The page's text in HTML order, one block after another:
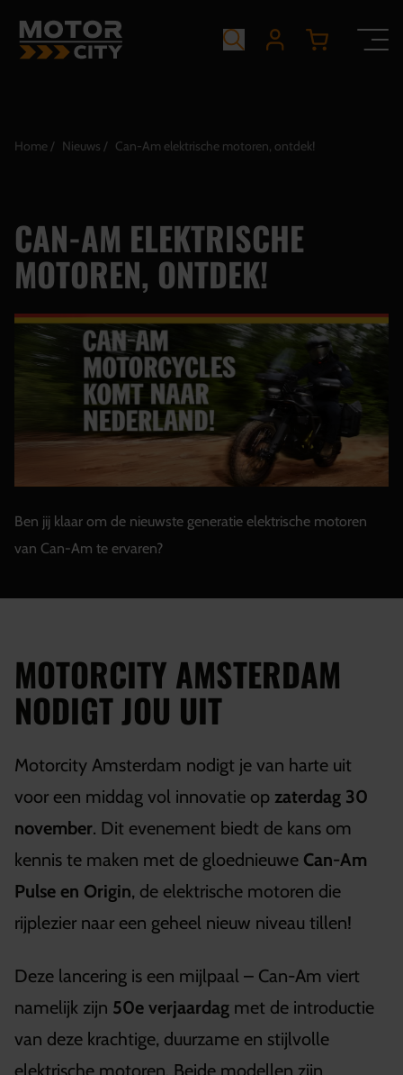
Home Nieuws Can-Am elektrische motoren, ontdek!
CAN-AM ELEKTRISCHE
MOTOREN, ONTDEK!
Ben jij klaar om de nieuwste generatie elektrische motoren
van Can-Am te ervaren?
MOTORCITY AMSTERDAM
NODIGT JOU UIT
Motorcity Amsterdam nodigt je van harte uit
voor een middag vol innovatie op zaterdag 30
november. Dit evenement biedt de kans om
kennis te maken met de gloednieuwe Can-Am
Pulse en Origin, de elektrische motoren die
rijplezier naar een geheel nieuw niveau tillen!
Deze lancering is een mijlpaal – Can-Am viert
namelijk zijn 50e verjaardag met de introductie
van deze krachtige, duurzame en stijlvolle
elektrische motoren. Beide modellen zijn